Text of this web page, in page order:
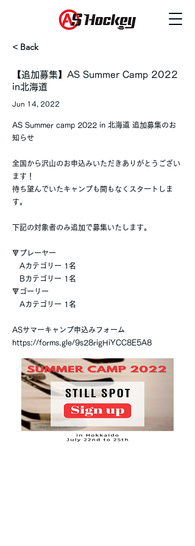
< Back
【追加募集】AS Summer Camp 2022
in北海道
Jun 14, 2022
AS Summer camp 2022 in 北海道 追加募集のお
知らせ
全国から沢山のお申込みいただきありがとうござい
ます！
待ち望んでいたキャンプも間もなくスタートしま
す。
下記の対象者のみ追加で募集いたします。
🔻プレーヤー
Aカテゴリー 1名
Bカテゴリー 1名
🔻ゴーリー
Aカテゴリー 1名
ASサマーキャンプ申込みフォーム
https://forms.gle/9s28rigHiYCC8E5A8